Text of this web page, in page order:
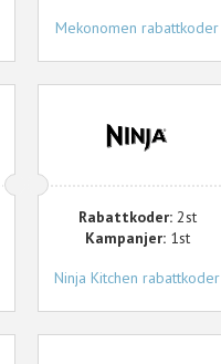
Mekonomen rabattkoder
Kitchen
Rabattkoder:2st
Kampanjer:1st
Ninja Kitchen rabattkoder